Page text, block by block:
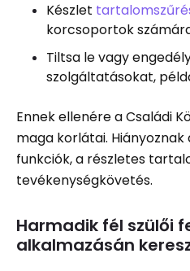
Készlet
korcsoportok
Tiltsa le vagy
szolgáltatásokat,
Ennek ellenére a Családi
maga korlátai.
funkciók, a részletes
tevékenységkövetés.
Harmadik fél szülői
alkalmazásán